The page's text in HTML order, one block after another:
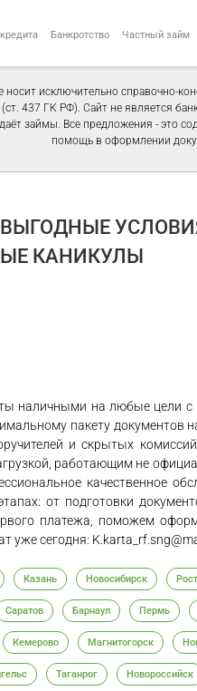
Банкротство Частный займ
исключительно справочно-
(ст. 437 ГК РФ). Сайт не является
займы. Все предложения - это
помощь в оформлении
КАНИКУЛЫ
наличными на любые цели
пакету документов
и скрытых
работающим не
качественное
от подготовки
платежа, поможем
уже сегодня:
Казань Новосибирск
Саратов Барнаул Пермь
Кемерово Магнитогорск
Таганрог Новороссийск